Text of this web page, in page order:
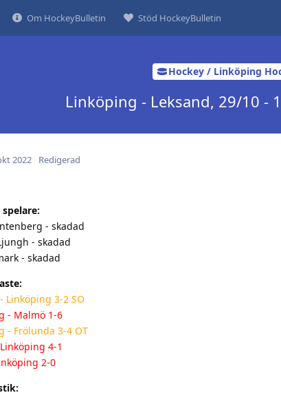
Om HockeyBulletin Stöd HockeyBulletin
Hockey / Linköping
Linköping - Leksand, 29/10 -
2022 Redigerad
- skadad
- skadad
- skadad
Linköping 3-2 SO
- Malmö 1-6
- Frölunda 3-4 OT
4-1
2-0